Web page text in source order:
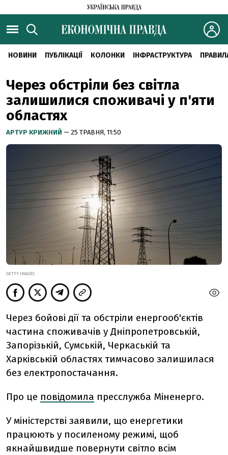
НОВИНИ ПУБЛІКАЦІЇ КОЛОНКИ ІНФРАСТРУКТУРА
Через обстріли без світла
залишилися споживачі у п'яти
областях
АРТУР КРИЖНИЙ — 25 ТРАВНЯ, 11:50
GETTY IMAGES
Через бойові дії та обстріли енергооб'єктів
частина споживачів у Дніпропетровській,
Запорізькій, Сумській, Черкаській та
Харківській областях тимчасово залишилася
без електропостачання.
Про це повідомила пресслужба Міненерго.
У міністерстві заявили, що енергетики
працюють у посиленому режимі, щоб
якнайшвидше повернути світло всім